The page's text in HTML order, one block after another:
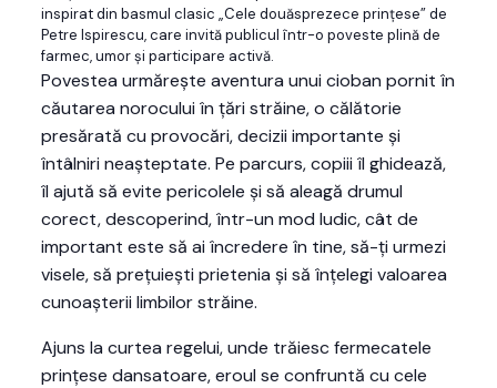
inspirat din basmul clasic „Cele douăsprezece prințese” de
Petre Ispirescu, care invită publicul într-o poveste plină de
farmec, umor și participare activă.
Povestea urmărește aventura unui cioban pornit în
căutarea norocului în țări străine, o călătorie
presărată cu provocări, decizii importante și
întâlniri neașteptate. Pe parcurs, copiii îl ghidează,
îl ajută să evite pericolele și să aleagă drumul
corect, descoperind, într-un mod ludic, cât de
important este să ai încredere în tine, să-ți urmezi
visele, să prețuiești prietenia și să înțelegi valoarea
cunoașterii limbilor străine.
Ajuns la curtea regelui, unde trăiesc fermecatele
prințese dansatoare, eroul se confruntă cu cele